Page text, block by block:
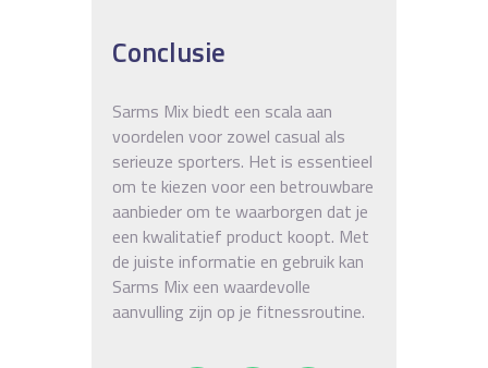
Conclusie
Sarms Mix biedt een scala aan
voordelen voor zowel casual als
serieuze sporters. Het is essentieel
om te kiezen voor een betrouwbare
aanbieder om te waarborgen dat je
een kwalitatief product koopt. Met
de juiste informatie en gebruik kan
Sarms Mix een waardevolle
aanvulling zijn op je fitnessroutine.